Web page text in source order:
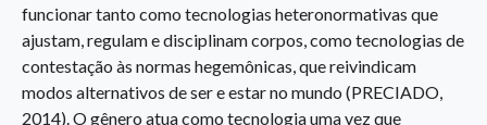
funcionar tanto como tecnologias heteronormativas que
ajustam, regulam e disciplinam corpos, como tecnologias de
contestação às normas hegemônicas, que reivindicam
modos alternativos de ser e estar no mundo (PRECIADO,
2014). O gênero atua como tecnologia uma vez que